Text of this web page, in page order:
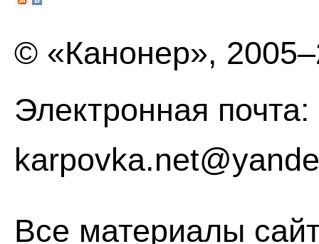
© «Канонер»,
Электронная почта:
Все материалы